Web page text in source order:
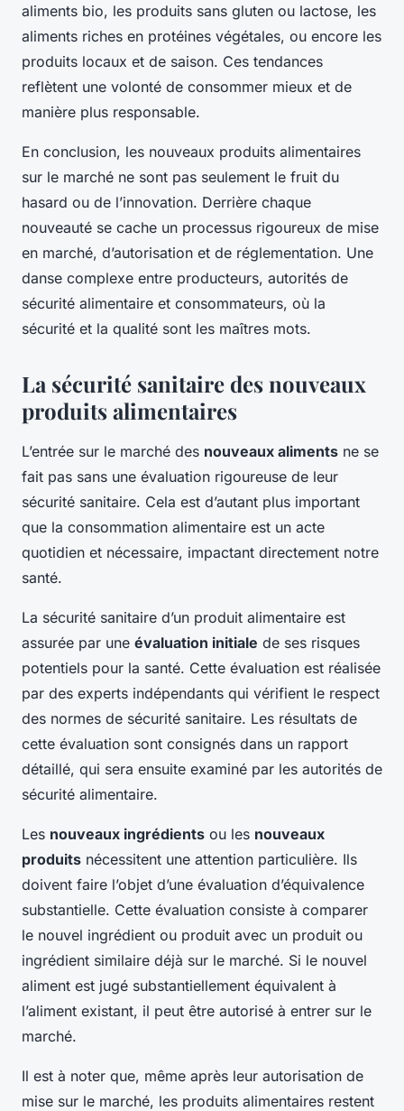
aliments bio, les produits sans gluten ou lactose, les
aliments riches en protéines végétales, ou encore les
produits locaux et de saison. Ces tendances
reflètent une volonté de consommer mieux et de
manière plus responsable.
En conclusion, les nouveaux produits alimentaires
sur le marché ne sont pas seulement le fruit du
hasard ou de l’innovation. Derrière chaque
nouveauté se cache un processus rigoureux de mise
en marché, d’autorisation et de réglementation. Une
danse complexe entre producteurs, autorités de
sécurité alimentaire et consommateurs, où la
sécurité et la qualité sont les maîtres mots.
La sécurité sanitaire des nouveaux
produits alimentaires
L’entrée sur le marché des nouveaux aliments ne se
fait pas sans une évaluation rigoureuse de leur
sécurité sanitaire. Cela est d’autant plus important
que la consommation alimentaire est un acte
quotidien et nécessaire, impactant directement notre
santé.
La sécurité sanitaire d’un produit alimentaire est
assurée par une évaluation initiale de ses risques
potentiels pour la santé. Cette évaluation est réalisée
par des experts indépendants qui vérifient le respect
des normes de sécurité sanitaire. Les résultats de
cette évaluation sont consignés dans un rapport
détaillé, qui sera ensuite examiné par les autorités de
sécurité alimentaire.
Les nouveaux ingrédients ou les nouveaux
produits nécessitent une attention particulière. Ils
doivent faire l’objet d’une évaluation d’équivalence
substantielle. Cette évaluation consiste à comparer
le nouvel ingrédient ou produit avec un produit ou
ingrédient similaire déjà sur le marché. Si le nouvel
aliment est jugé substantiellement équivalent à
l’aliment existant, il peut être autorisé à entrer sur le
marché.
Il est à noter que, même après leur autorisation de
mise sur le marché, les produits alimentaires restent